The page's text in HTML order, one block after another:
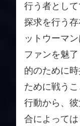
行う者とし
探求を行う
ットウーマ
ファンを魅
的のために
ために戦う
行動から、
合によって